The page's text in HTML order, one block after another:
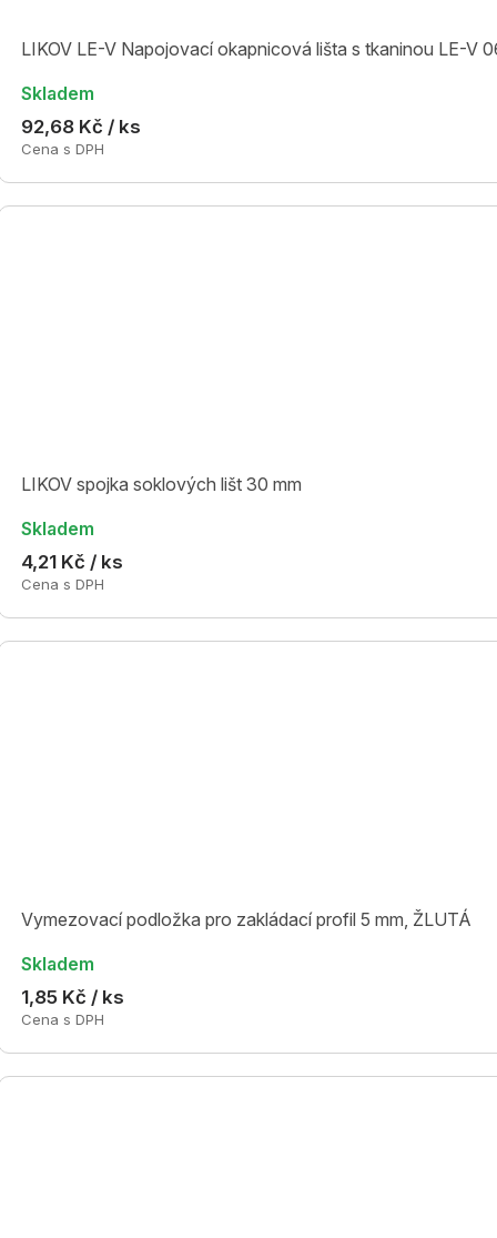
LIKOV LE-V Napojovací okapnicová lišta s tkaninou LE-V
Skladem
92,68 Kč / ks
Cena s DPH
LIKOV spojka soklových lišt 30 mm
Skladem
4,21 Kč / ks
Cena s DPH
Vymezovací podložka pro zakládací profil 5 mm, ŽLUTÁ
Skladem
1,85 Kč / ks
Cena s DPH